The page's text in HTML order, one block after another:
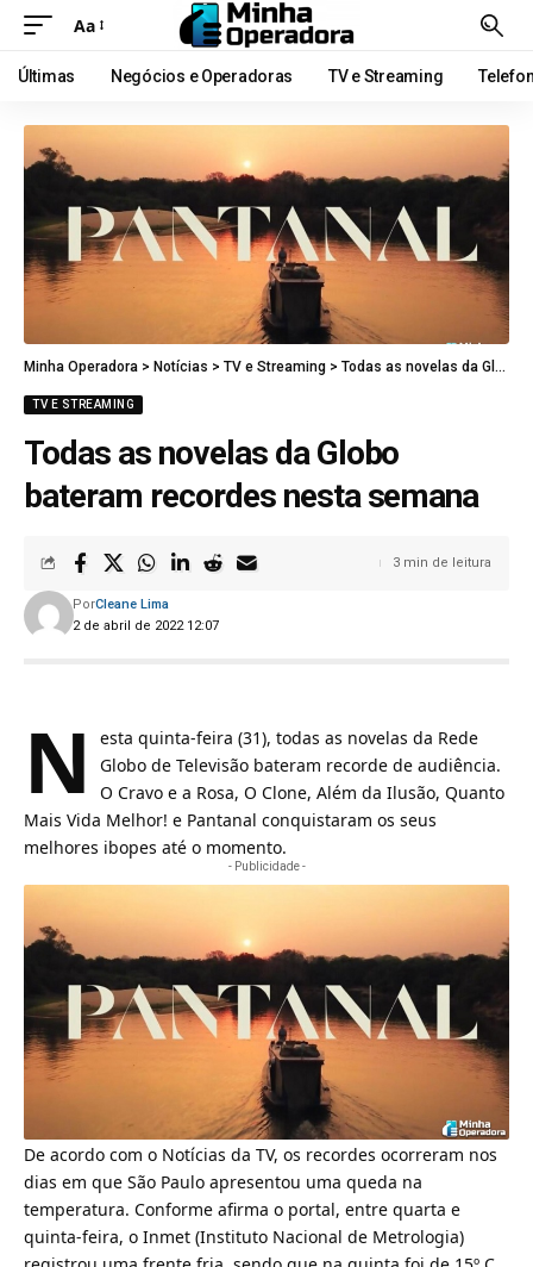
Aa
Últimas Negócios e Operadoras TV e Streaming
Minha Operadora > Notícias > TV e Streaming > Todas as novelas da Globo bateram recordes nesta semana
TV E STREAMING
Todas as novelas da Globo
bateram recordes nesta semana
2 de abril de 2022 12:07
PorCleane Lima
3 min de leitura
N
esta quinta-feira (31), todas as novelas da Rede
Globo de Televisão bateram recorde de audiência.
O Cravo e a Rosa, O Clone, Além da Ilusão, Quanto
Mais Vida Melhor! e Pantanal conquistaram os seus
melhores ibopes até o momento.
- Publicidade -
De acordo com o Notícias da TV, os recordes ocorreram nos
dias em que São Paulo apresentou uma queda na
temperatura. Conforme afirma o portal, entre quarta e
quinta-feira, o Inmet (Instituto Nacional de Metrologia)